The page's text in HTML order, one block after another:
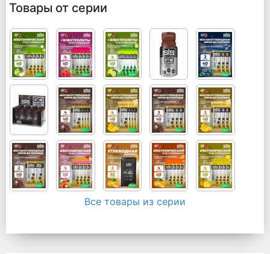
Товары от серии
Все товары из серии